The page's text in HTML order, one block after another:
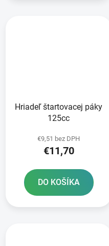
Hriadeľ štartovacej páky
125cc
€9,51 bez DPH
€11,70
DO KOŠÍKA